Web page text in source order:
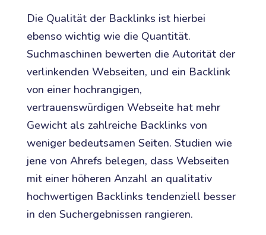
Die Qualität der Backlinks ist hierbei
ebenso wichtig wie die Quantität.
Suchmaschinen bewerten die Autorität der
verlinkenden Webseiten, und ein Backlink
von einer hochrangigen,
vertrauenswürdigen Webseite hat mehr
Gewicht als zahlreiche Backlinks von
weniger bedeutsamen Seiten. Studien wie
jene von Ahrefs belegen, dass Webseiten
mit einer höheren Anzahl an qualitativ
hochwertigen Backlinks tendenziell besser
in den Suchergebnissen rangieren.